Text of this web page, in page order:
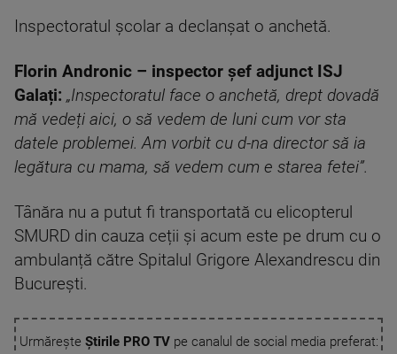
Inspectoratul școlar a declanșat o anchetă.
Florin Andronic – inspector șef adjunct ISJ
Galați: „Inspectoratul face o anchetă, drept dovadă
mă vedeți aici, o să vedem de luni cum vor sta
datele problemei. Am vorbit cu d-na director să ia
legătura cu mama, să vedem cum e starea fetei”.
Tânăra nu a putut fi transportată cu elicopterul
SMURD din cauza ceții și acum este pe drum cu o
ambulanță către Spitalul Grigore Alexandrescu din
București.
Urmărește Știrile PRO TVpe canalul de social media preferat: